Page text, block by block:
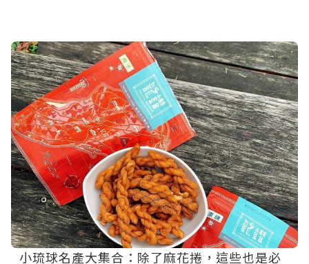
小琉球名產大集合：除了麻花捲，這些也是必